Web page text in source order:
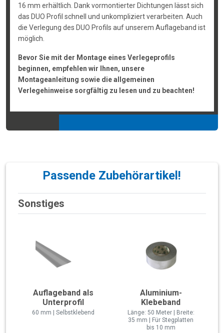
16 mm erhältlich. Dank vormontierter Dichtungen lässt sich
das DUO Profil schnell und unkompliziert verarbeiten. Auch
die Verlegung des DUO Profils auf unserem Auflageband ist
möglich.
Bevor Sie mit der Montage eines Verlegeprofils
beginnen, empfehlen wir Ihnen, unsere
Montageanleitung sowie die allgemeinen
Verlegehinweise sorgfältig zu lesen und zu beachten!
Passende Zubehörartikel!
Sonstiges
Auflageband als
Unterprofil
60 mm | Selbstklebend
Aluminium-
Klebeband
Länge: 50 Meter | Breite:
35 mm | Für Stegplatten
bis 10 mm